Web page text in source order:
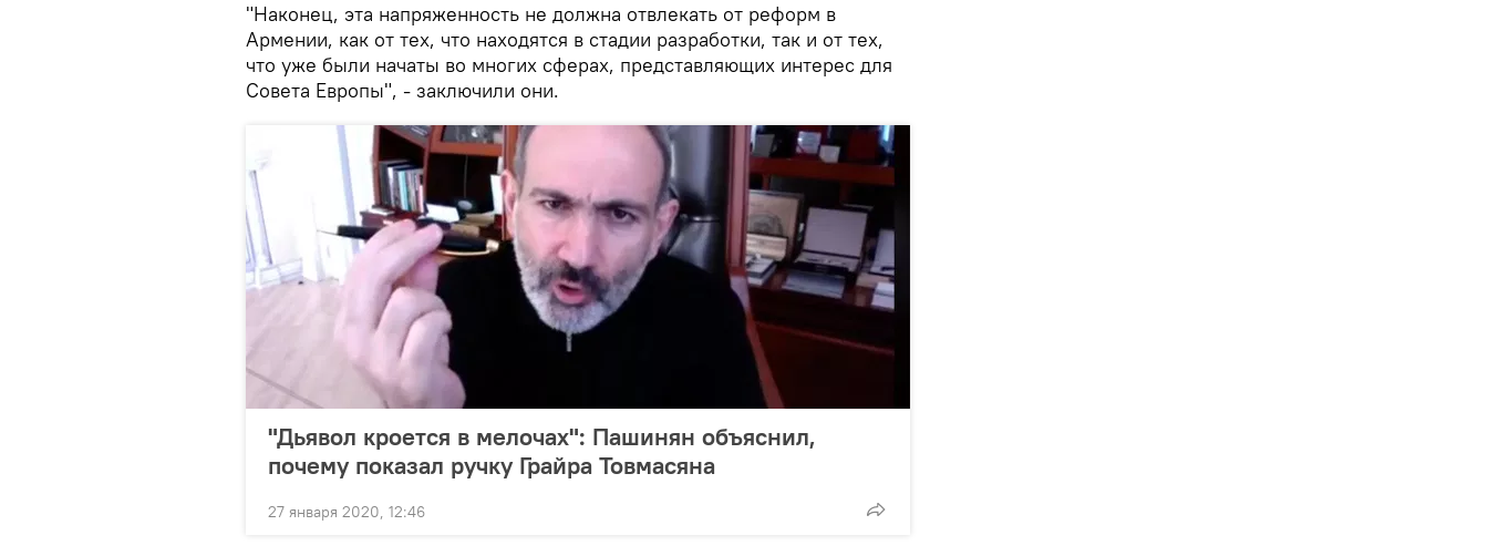
"Наконец, эта напряженность не должна отвлекать от реформ в
Армении, как от тех, что находятся в стадии разработки, так и от тех,
что уже были начаты во многих сферах, представляющих интерес для
Совета Европы", - заключили они.
"Дьявол кроется в мелочах": Пашинян объяснил,
почему показал ручку Грайра Товмасяна
27 января 2020, 12:46